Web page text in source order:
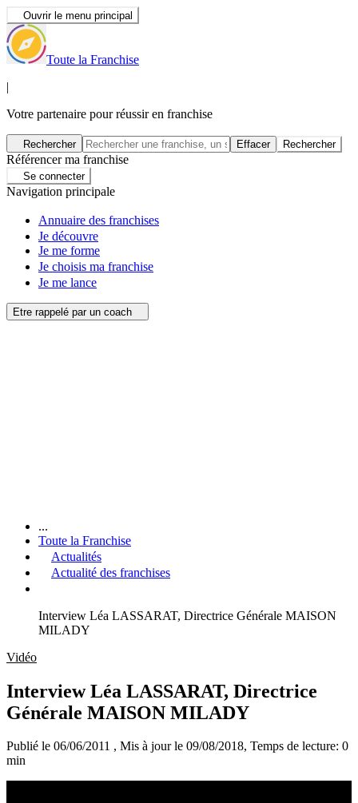
Ouvrir le menu principal
Toute la Franchise
|
Votre partenaire pour réussir en franchise
Rechercher Effacer Rechercher
Référencer ma franchise
Se connecter
Navigation principale
Annuaire des franchises
Je découvre
Je me forme
Je choisis ma franchise
Je me lance
Etre rappelé par un coach
...
Toute la Franchise
Actualités
Actualité des franchises
Interview Léa LASSARAT, Directrice Générale MAISON
MILADY
Vidéo
Interview Léa LASSARAT, Directrice
Générale MAISON MILADY
Publié le 06/06/2011 , Mis à jour le 09/08/2018, Temps de lecture: 0
min